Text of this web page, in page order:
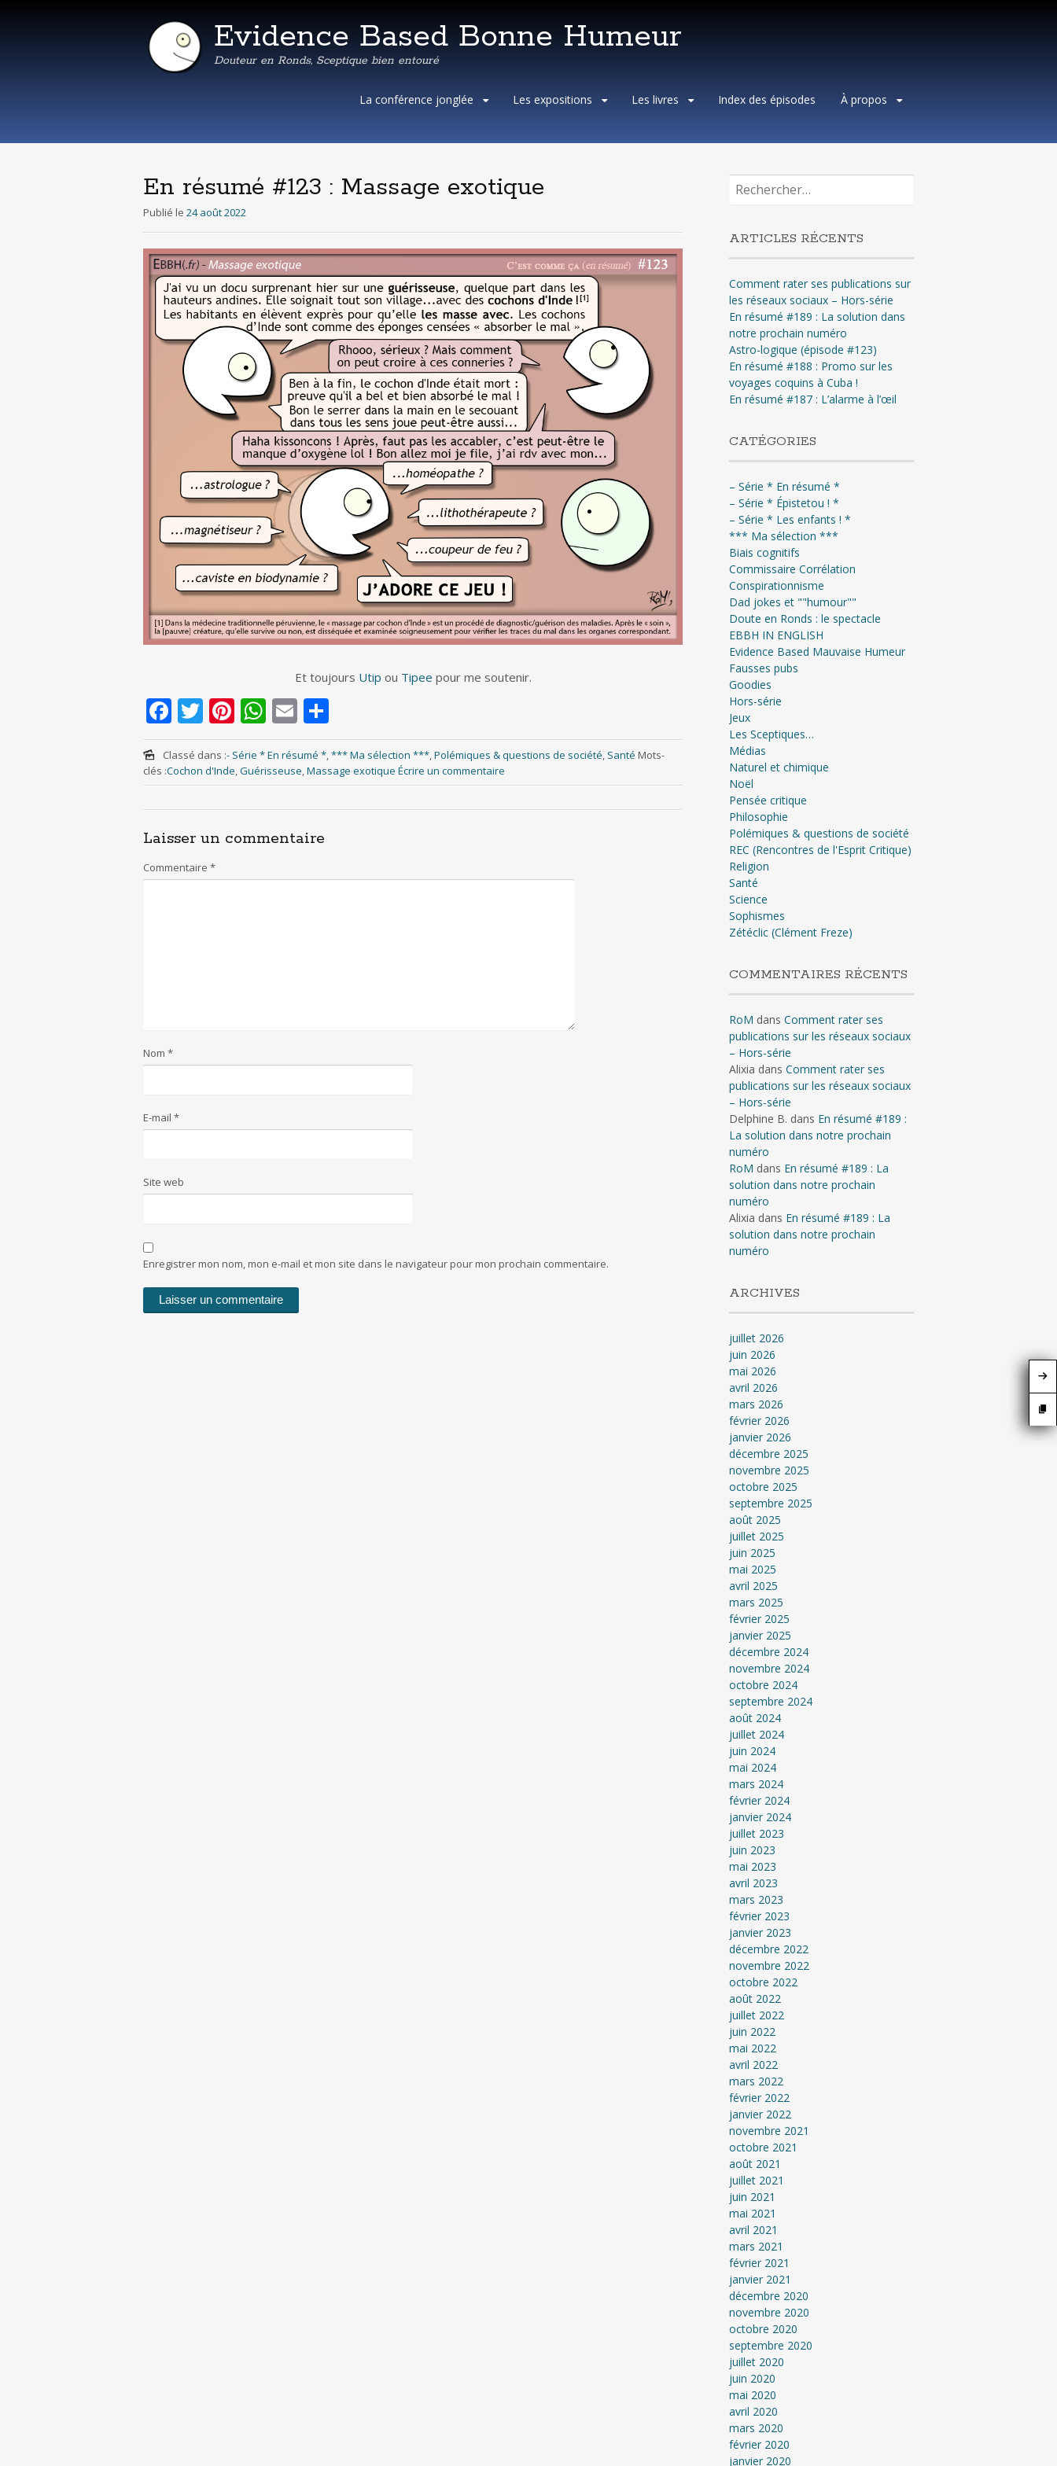
Evidence Based Bonne Humeur
Douteur en Ronds, Sceptique bien entouré
Aller
La conférence jonglée Les expositions Les livres Index des épisodes À propos
En résumé #123 : Massage exotique
Publié le 24 août 2022
Et toujours Utip ou Tipee pour me soutenir.
F
ac
e
b
o
o
k
T
w
itt
er
Pi
nt
er
e
st
W
h
at
s
A
p
E
m
ai
l
h
ar
e
Classé dans :- Série * En résumé *,*** Ma sélection ***,Polémiques & questions de société, Santé Mots-
clés :Cochon d'Inde,Guérisseuse,Massage exotique Écrire un commentaire
Laisser un commentaire
Commentaire *
Nom *
E-mail *
Site web
Enregistrer mon nom, mon e-mail et mon site dans le navigateur pour mon prochain commentaire.
Rechercher :
ARTICLES RÉCENTS
Comment rater ses publications sur
les réseaux sociaux – Hors-série
En résumé #189 : La solution dans
notre prochain numéro
Astro-logique (épisode #123)
En résumé #188 : Promo sur les
voyages coquins à Cuba !
En résumé #187 : L’alarme à l’œil
CATÉGORIES
– Série * En résumé *
– Série * Épistetou ! *
– Série * Les enfants ! *
*** Ma sélection ***
Biais cognitifs
Commissaire Corrélation
Conspirationnisme
Dad jokes et ""humour""
Doute en Ronds : le spectacle
EBBH IN ENGLISH
Evidence Based Mauvaise Humeur
Fausses pubs
Goodies
Hors-série
Jeux
Les Sceptiques…
Médias
Naturel et chimique
Noël
Pensée critique
Philosophie
Polémiques & questions de société
REC (Rencontres de l'Esprit Critique)
Religion
Santé
Science
Sophismes
Zétéclic (Clément Freze)
COMMENTAIRES RÉCENTS
RoM dans Comment rater ses
publications sur les réseaux sociaux
– Hors-série
Alixia dans Comment rater ses
publications sur les réseaux sociaux
– Hors-série
Delphine B. dans En résumé #189 :
La solution dans notre prochain
numéro
RoM dans En résumé #189 : La
solution dans notre prochain
numéro
Alixia dans En résumé #189 : La
solution dans notre prochain
numéro
ARCHIVES
juillet 2026
juin 2026
mai 2026
avril 2026
mars 2026
février 2026
janvier 2026
décembre 2025
novembre 2025
octobre 2025
septembre 2025
août 2025
juillet 2025
juin 2025
mai 2025
avril 2025
mars 2025
février 2025
janvier 2025
décembre 2024
novembre 2024
octobre 2024
septembre 2024
août 2024
juillet 2024
juin 2024
mai 2024
mars 2024
février 2024
janvier 2024
juillet 2023
juin 2023
mai 2023
avril 2023
mars 2023
février 2023
janvier 2023
décembre 2022
novembre 2022
octobre 2022
août 2022
juillet 2022
juin 2022
mai 2022
avril 2022
mars 2022
février 2022
janvier 2022
novembre 2021
octobre 2021
août 2021
juillet 2021
juin 2021
mai 2021
avril 2021
mars 2021
février 2021
janvier 2021
décembre 2020
novembre 2020
octobre 2020
septembre 2020
juillet 2020
juin 2020
mai 2020
avril 2020
mars 2020
février 2020
janvier 2020